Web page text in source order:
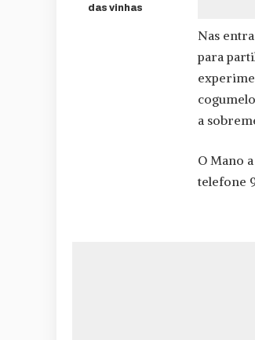
das vinhas
Nas
para
a
O Mano
telefone